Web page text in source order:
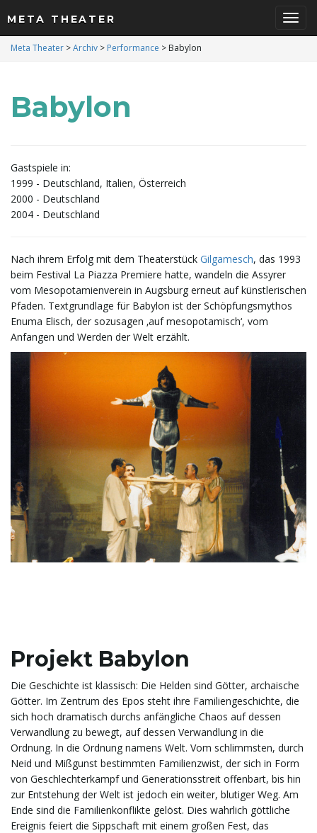
l
N
a
g
a
META THEATER
Meta Theater >Archiv > Performance > Babylon
Babylon
Gastspiele in:
1999 - Deutschland, Italien, Österreich
2000 - Deutschland
2004 - Deutschland
Nach ihrem Erfolg mit dem Theaterstück Gilgamesch, das 1993
beim Festival La Piazza Premiere hatte, wandeln die Assyrer
vom Mesopotamienverein in Augsburg erneut auf künstlerischen
Pfaden. Textgrundlage für Babylon ist der Schöpfungsmythos
Enuma Elisch, der sozusagen ‚auf mesopotamisch‘, vom
Anfangen und Werden der Welt erzählt.
Projekt Babylon
Die Geschichte ist klassisch: Die Helden sind Götter, archaische
Götter. Im Zentrum des Epos steht ihre Familiengeschichte, die
sich hoch dramatisch durchs anfängliche Chaos auf dessen
Verwandlung zu bewegt, auf dessen Verwandlung in die
Ordnung. In die Ordnung namens Welt. Vom schlimmsten, durch
Neid und Mißgunst bestimmten Familienzwist, der sich in Form
von Geschlechterkampf und Generationsstreit offenbart, bis hin
zur Entstehung der Welt ist jedoch ein weiter, blutiger Weg. Am
Ende sind die Familienkonflikte gelöst. Dies wahrlich göttliche
Ereignis feiert die Sippschaft mit einem großen Fest, das